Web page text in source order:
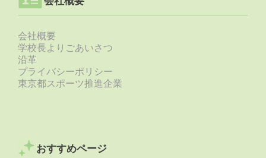
会社概要
学校長よりごあいさつ
沿革
プライバシーポリシー
東京都スポーツ推進企業
おすすめページ